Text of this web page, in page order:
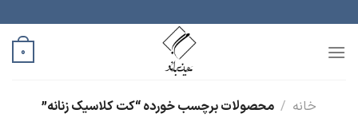
به
محتوا
0
خانه / محصولات برچسب خورده “کت کلاسیک زنانه”